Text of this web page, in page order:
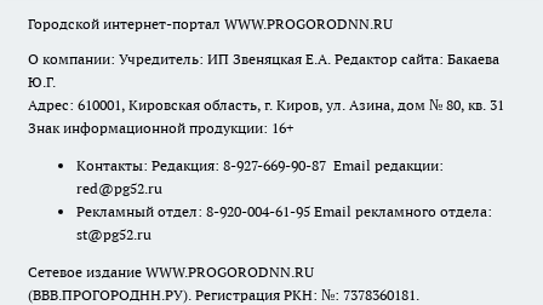
Городской интернет-портал WWW.PROGORODNN.RU
О компании: Учредитель: ИП Звеняцкая Е.А. Редактор сайта: Бакаева
Ю.Г.
Адрес: 610001, Кировская область, г. Киров, ул. Азина, дом № 80, кв. 31
Знак информационной продукции: 16+
Контакты: Редакция: 8-927-669-90-87 Email редакции:
red@pg52.ru
Рекламный отдел: 8-920-004-61-95 Email рекламного отдела:
st@pg52.ru
Сетевое издание WWW.PROGORODNN.RU
(ВВВ.ПРОГОРОДНН.РУ). Регистрация РКН: №: 7378360181.